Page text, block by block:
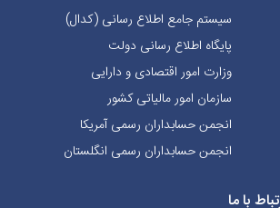
سیستم جامع اطلاع رسانی (کدال)
پایگاه اطلاع رسانی دولت
وزارت امور اقتصادی و دارایی
سازمان امور مالیاتی کشور
انجمن حسابداران رسمی آمریکا
انجمن حسابداران رسمی انگلستان
با ما